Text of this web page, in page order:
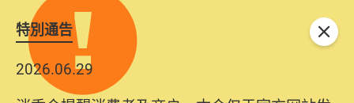
特別通告
2026.06.29
关闭